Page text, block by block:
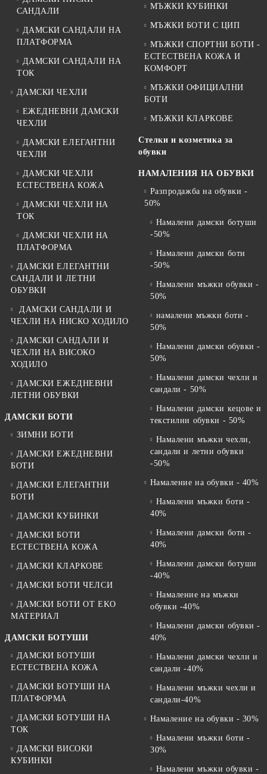
САНДАЛИ
ДАМСКИ САНДАЛИ НА
ПЛАТФОРМА
ДАМСКИ САНДАЛИ НА
ТОК
ДАМСКИ ЧЕХЛИ
ЕЖЕДНЕВНИ ДАМСКИ
ЧЕХЛИ
ДАМСКИ ЕЛЕГАНТНИ
ЧЕХЛИ
ДАМСКИ ЧЕХЛИ
ЕСТЕСТВЕНА КОЖА
ДАМСКИ ЧЕХЛИ НА
ТОК
ДАМСКИ ЧЕХЛИ НА
ПЛАТФОРМА
ДАМСКИ ЕЛЕГАНТНИ
САНДАЛИ И ЛЕТНИ
ОБУВКИ
ДАМСКИ САНДАЛИ И
ЧЕХЛИ НА НИСКО ХОДИЛО
ДАМСКИ САНДАЛИ И
ЧЕХЛИ НА ВИСОКО
ХОДИЛО
ДАМСКИ ЕЖЕДНЕВНИ
ЛЕТНИ ОБУВКИ
ДАМСКИ БОТИ
ЗИМНИ БОТИ
ДАМСКИ ЕЖЕДНЕВНИ
БОТИ
ДАМСКИ ЕЛЕГАНТНИ
БОТИ
ДАМСКИ КУБИНКИ
ДАМСКИ БОТИ
ЕСТЕСТВЕНА КОЖА
ДАМСКИ КЛАРКОВЕ
ДАМСКИ БОТИ ЧЕЛСИ
ДАМСКИ БОТИ ОТ EKO
МАТЕРИАЛ
ДАМСКИ БОТУШИ
ДАМСКИ БОТУШИ
ЕСТЕСТВЕНА КОЖА
ДАМСКИ БОТУШИ НА
ПЛАТФОРМА
ДАМСКИ БОТУШИ НА
ТОК
ДАМСКИ ВИСОКИ
КУБИНКИ
МЪЖКИ КУБИНКИ
МЪЖКИ БОТИ С ЦИП
МЪЖКИ СПОРТНИ БОТИ -
ЕСТЕСТВЕНА КОЖА И
КОМФОРТ
МЪЖКИ ОФИЦИАЛНИ
БОТИ
МЪЖКИ КЛАРКОВЕ
Стелки и козметика за
обувки
НАМАЛЕНИЯ НА ОБУВКИ
Разпродажба на обувки -
50%
Намалени дамски ботуши
-50%
Намалени дамски боти
-50%
Намалени мъжки обувки -
50%
намалени мъжки боти -
50%
Намалени дамски обувки -
50%
Намалени дамски чехли и
сандали - 50%
Намалени дамски кецове и
текстилни обувки - 50%
Намалени мъжки чехли,
сандали и летни обувки
-50%
Намаление на обувки - 40%
Намалени мъжки боти -
40%
Намалени дамски боти -
40%
Намалени дамски ботуши
-40%
Намаление на мъжки
обувки -40%
Намалени дамски обувки -
40%
Намалени дамски чехли и
сандали -40%
Намалени мъжки чехли и
сандали-40%
Намаление на обувки - 30%
Намалени мъжки боти -
30%
Намалени мъжки обувки -